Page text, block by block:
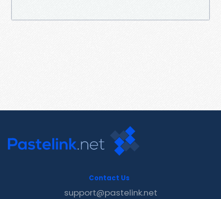
Contact Us
support@pastelink.net